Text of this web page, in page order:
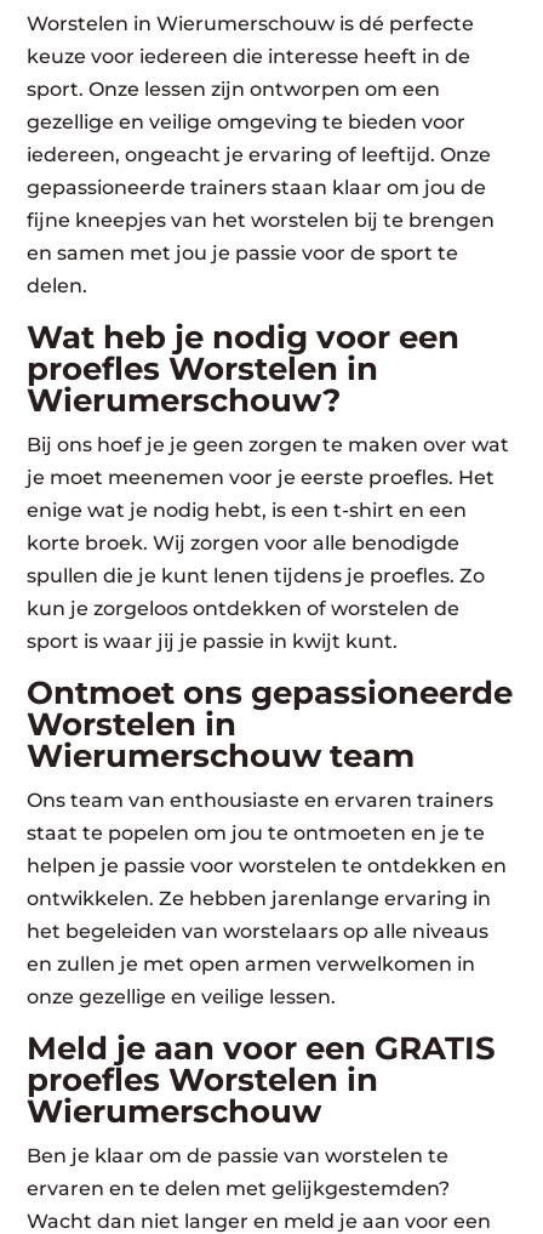
Worstelen in Wierumerschouw is dé perfecte
keuze voor iedereen die interesse heeft in de
sport. Onze lessen zijn ontworpen om een
gezellige en veilige omgeving te bieden voor
iedereen, ongeacht je ervaring of leeftijd. Onze
gepassioneerde trainers staan klaar om jou de
fijne kneepjes van het worstelen bij te brengen
en samen met jou je passie voor de sport te
delen.
Wat heb je nodig voor een
proefles Worstelen in
Wierumerschouw?
Bij ons hoef je je geen zorgen te maken over wat
je moet meenemen voor je eerste proefles. Het
enige wat je nodig hebt, is een t-shirt en een
korte broek. Wij zorgen voor alle benodigde
spullen die je kunt lenen tijdens je proefles. Zo
kun je zorgeloos ontdekken of worstelen de
sport is waar jij je passie in kwijt kunt.
Ontmoet ons gepassioneerde
Worstelen in
Wierumerschouw team
Ons team van enthousiaste en ervaren trainers
staat te popelen om jou te ontmoeten en je te
helpen je passie voor worstelen te ontdekken en
ontwikkelen. Ze hebben jarenlange ervaring in
het begeleiden van worstelaars op alle niveaus
en zullen je met open armen verwelkomen in
onze gezellige en veilige lessen.
Meld je aan voor een GRATIS
proefles Worstelen in
Wierumerschouw
Ben je klaar om de passie van worstelen te
ervaren en te delen met gelijkgestemden?
Wacht dan niet langer en meld je aan voor een